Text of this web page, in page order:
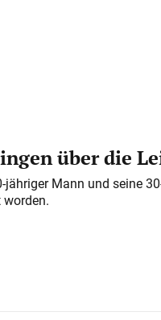
über die
Mann und seine